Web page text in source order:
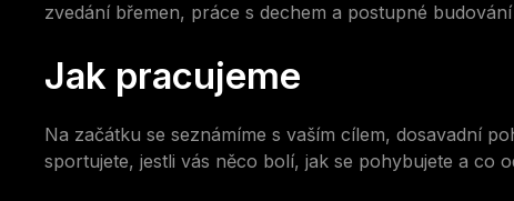
zvedání břemen, práce s dechem a postupné
Jak pracujeme
Na začátku se seznámíme s vaším cílem, dosavadní
sportujete, jestli vás něco bolí, jak se pohybujete a co